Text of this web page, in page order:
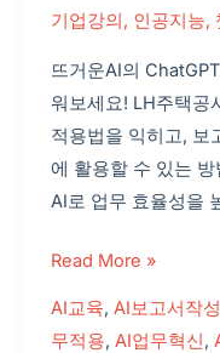
기업강의, 인공지능,
뜨거운AI의
워보세요! LH주택공
적용법을 익히고, 보
에 활용할 수 있는
AI로 업무 효율성을
Read More »
AI교육, AI보고서작성
무적용, AI업무혁신,